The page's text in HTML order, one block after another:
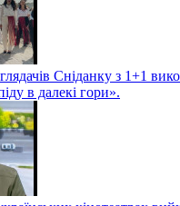
Сніданку з 1+1
в далекі гори».